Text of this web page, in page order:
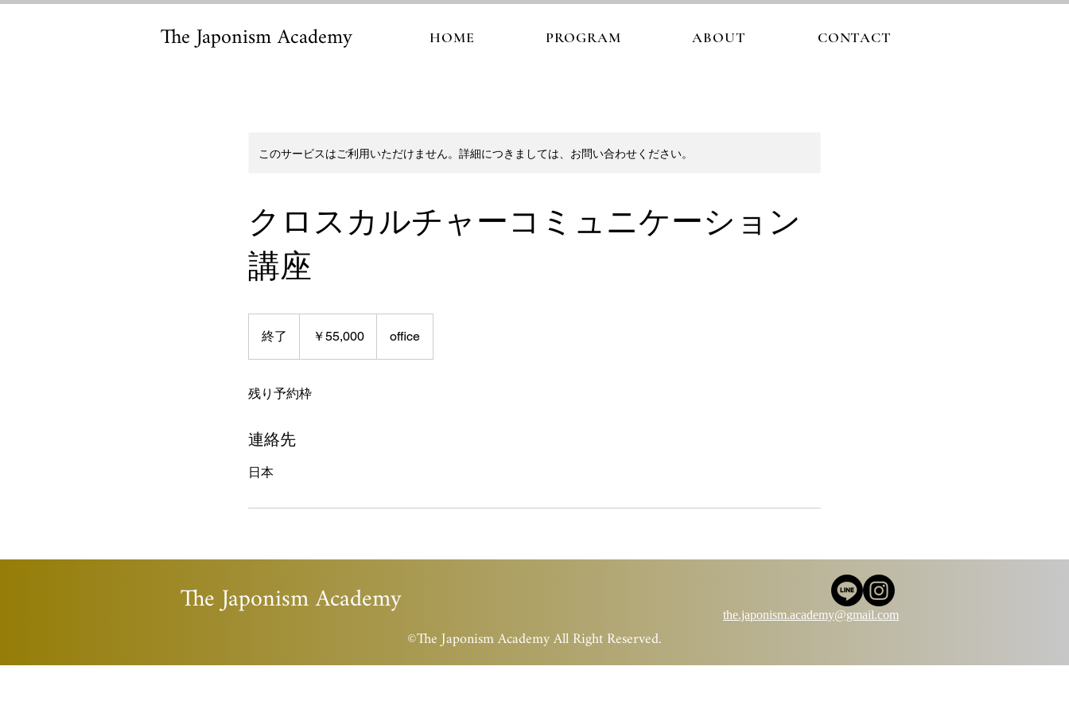
The Japonism Academy HOME PROGRAM ABOUT CONTACT
このサービスはご利用いただけません。詳細につきましては、お問い合わせください。
クロスカルチャーコミュニケーション
講座
終了
了
￥55,000 office
残り予約枠
連絡先
日本
The Japonism Academy the.japonism.academy@gmail.com
©︎The Japonism Academy All Right Reserved.